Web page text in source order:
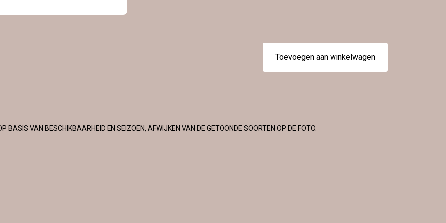
Toevoegen aan winkelwagen
BASIS VAN BESCHIKBAARHEID EN SEIZOEN, AFWIJKEN VAN DE GETOONDE SOORTEN OP DE FOTO.